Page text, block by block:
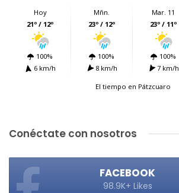
Hoy
21º / 12º
100%
6 km/h
Mñn.
23º / 12º
100%
8 km/h
Mar. 11
23º / 11º
100%
7 km/h
El tiempo en Pátzcuaro
Conéctate con nosotros
FACEBOOK
98.9K+ Likes